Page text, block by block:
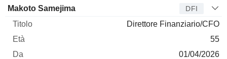
Makoto Samejima DFI
Direttore Finanziario/CFO
55
01/04/2026